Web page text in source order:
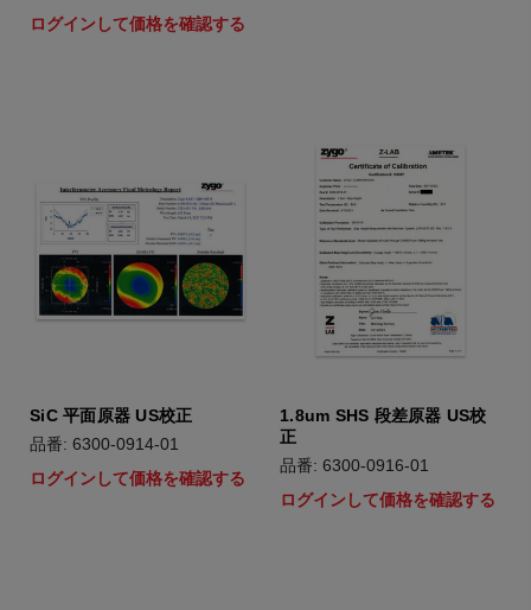
ログインして価格を確認する
SiC 平面原器 US校正
品番: 6300-0914-01
ログインして価格を確認する
1.8um SHS 段差原器 US校
正
品番: 6300-0916-01
ログインして価格を確認する